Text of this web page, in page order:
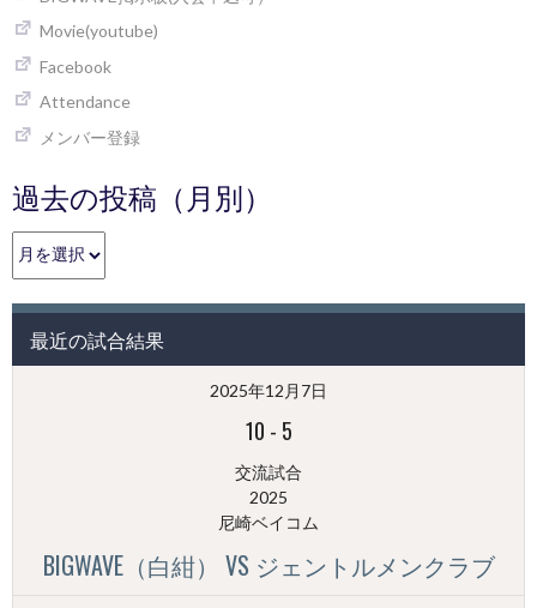
Movie(youtube)
Facebook
Attendance
メンバー登録
過去の投稿（月別）
過
去
投
（月
最近の試合結果
2025年12月7日
10 - 5
交流試合
2025
尼崎ベイコム
BIGWAVE（白紺） VS ジェントルメンクラブ